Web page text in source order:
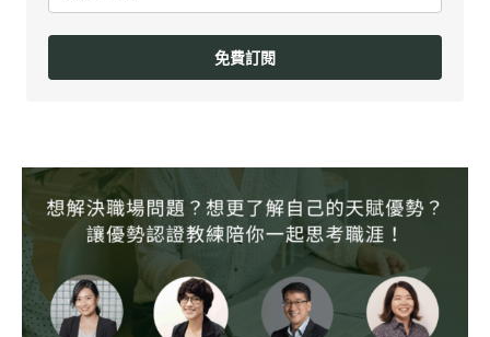
免費訂閱